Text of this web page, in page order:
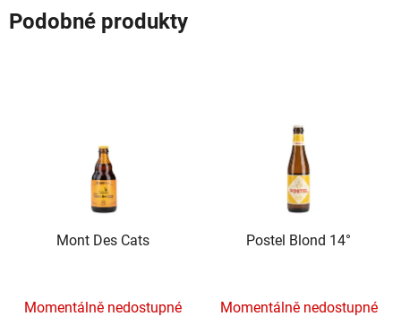
Podobné produkty
Mont Des Cats
Momentálně nedostupné
Postel Blond 14°
Momentálně nedostupné